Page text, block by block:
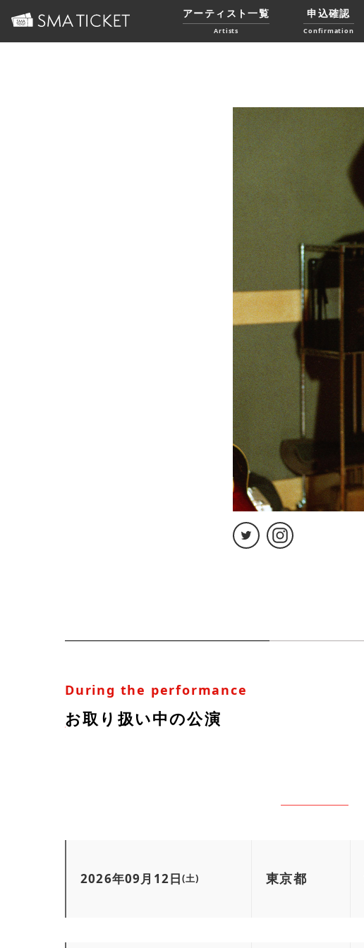
アーティスト一覧
Artists
申込確認
Confirmation
During the performance
お取り扱い中の公演
2026年09月12日(土) 東京都